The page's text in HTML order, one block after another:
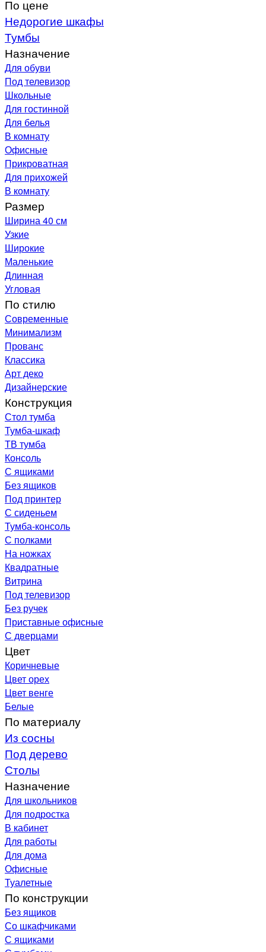
По цене
Недорогие шкафы
Тумбы
Назначение
Для обуви
Под телевизор
Школьные
Для гостинной
Для белья
В комнату
Офисные
Прикроватная
Для прихожей
В комнату
Размер
Ширина 40 см
Узкие
Широкие
Маленькие
Длинная
Угловая
По стилю
Современные
Минимализм
Прованс
Классика
Арт деко
Дизайнерские
Конструкция
Стол тумба
Тумба-шкаф
ТВ тумба
Консоль
С ящиками
Без ящиков
Под принтер
С сиденьем
Тумба-консоль
С полками
На ножках
Квадратные
Витрина
Под телевизор
Без ручек
Приставные офисные
С дверцами
Цвет
Коричневые
Цвет орех
Цвет венге
Белые
По материалу
Из сосны
Под дерево
Столы
Назначение
Для школьников
Для подростка
В кабинет
Для работы
Для дома
Офисные
Туалетные
По конструкции
Без ящиков
Со шкафчиками
С ящиками